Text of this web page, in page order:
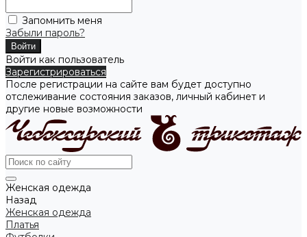
Запомнить меня
Забыли пароль?
Войти как пользователь
Зарегистрироваться
После регистрации на сайте вам будет доступно
отслеживание состояния заказов, личный кабинет и
другие новые возможности
Женская одежда
Назад
Женская одежда
Платья